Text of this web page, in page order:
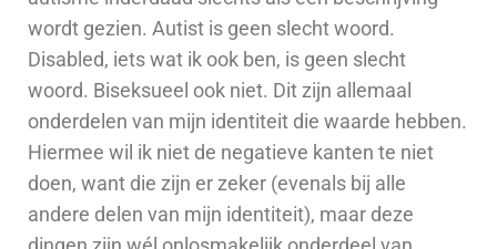
wordt gezien. Autist is geen slecht woord.
Disabled, iets wat ik ook ben, is geen slecht
woord. Biseksueel ook niet. Dit zijn allemaal
onderdelen van mijn identiteit die waarde hebben.
Hiermee wil ik niet de negatieve kanten te niet
doen, want die zijn er zeker (evenals bij alle
andere delen van mijn identiteit), maar deze